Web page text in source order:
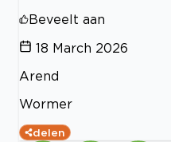
Beveelt aan
18 March 2026
Arend
Wormer
delen